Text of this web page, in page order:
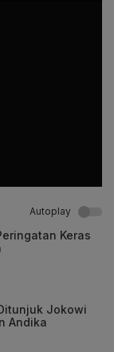
Autoplay
Keras
Jokowi
Andika